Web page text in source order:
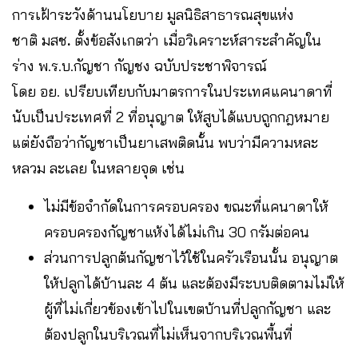
การเฝ้าระวังด้านนโยบาย มูลนิธิสาธารณสุขแห่ง
ชาติ มสช. ตั้งข้อสังเกตว่า เมื่อวิเคราะห์สาระสำคัญใน
ร่าง พ.ร.บ.กัญชา กัญชง ฉบับประชาพิจารณ์
โดย อย. เปรียบเทียบกับมาตรการในประเทศแคนาดาที่
นับเป็นประเทศที่ 2 ที่อนุญาต ให้สูบได้แบบถูกกฎหมาย
แต่ยังถือว่ากัญชาเป็นยาเสพติดนั้น พบว่ามีความหละ
หลวม ละเลย ในหลายจุด เช่น
ไม่มีข้อจำกัดในการครอบครอง ขณะที่แคนาดาให้
ครอบครองกัญชาแห้งได้ไม่เกิน 30 กรัมต่อคน
ส่วนการปลูกต้นกัญชาไว้ใช้ในครัวเรือนนั้น อนุญาต
ให้ปลูกได้บ้านละ 4 ต้น และต้องมีระบบติดตามไม่ให้
ผู้ที่ไม่เกี่ยวข้องเข้าไปในเขตบ้านที่ปลูกกัญชา และ
ต้องปลูกในบริเวณที่ไม่เห็นจากบริเวณพื้นที่